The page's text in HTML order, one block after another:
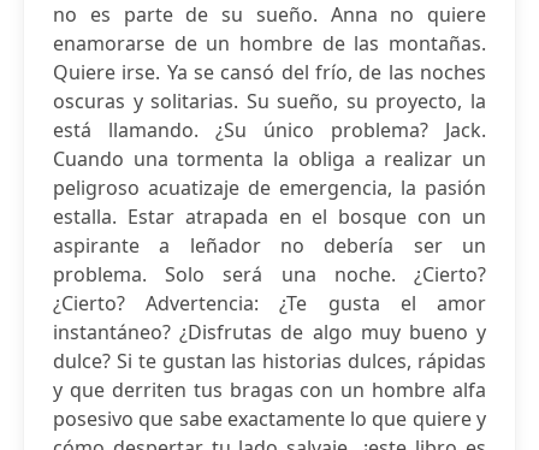
no es parte de su sueño. Anna no quiere
enamorarse de un hombre de las montañas.
Quiere irse. Ya se cansó del frío, de las noches
oscuras y solitarias. Su sueño, su proyecto, la
está llamando. ¿Su único problema? Jack.
Cuando una tormenta la obliga a realizar un
peligroso acuatizaje de emergencia, la pasión
estalla. Estar atrapada en el bosque con un
aspirante a leñador no debería ser un
problema. Solo será una noche. ¿Cierto?
¿Cierto? Advertencia: ¿Te gusta el amor
instantáneo? ¿Disfrutas de algo muy bueno y
dulce? Si te gustan las historias dulces, rápidas
y que derriten tus bragas con un hombre alfa
posesivo que sabe exactamente lo que quiere y